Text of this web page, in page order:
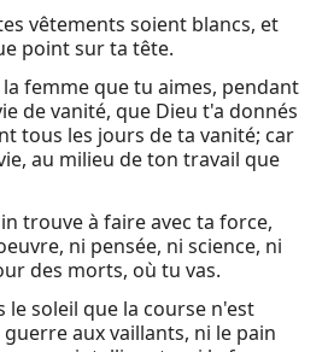
vêtements soient blancs, et
point sur ta tête.
la femme que tu aimes, pendant
de vanité, que Dieu t'a donnés
tous les jours de ta vanité; car
au milieu de ton travail que
trouve à faire avec ta force,
ni pensée, ni science, ni
des morts, où tu vas.
le soleil que la course n'est
aux vaillants, ni le pain